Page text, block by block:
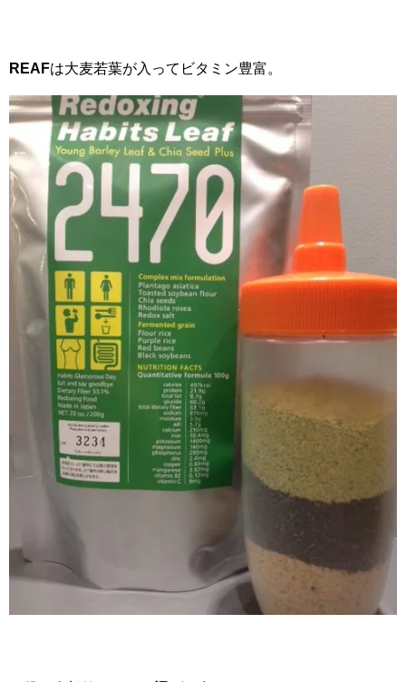
REAFは大麦若葉が入ってビタミン豊富。